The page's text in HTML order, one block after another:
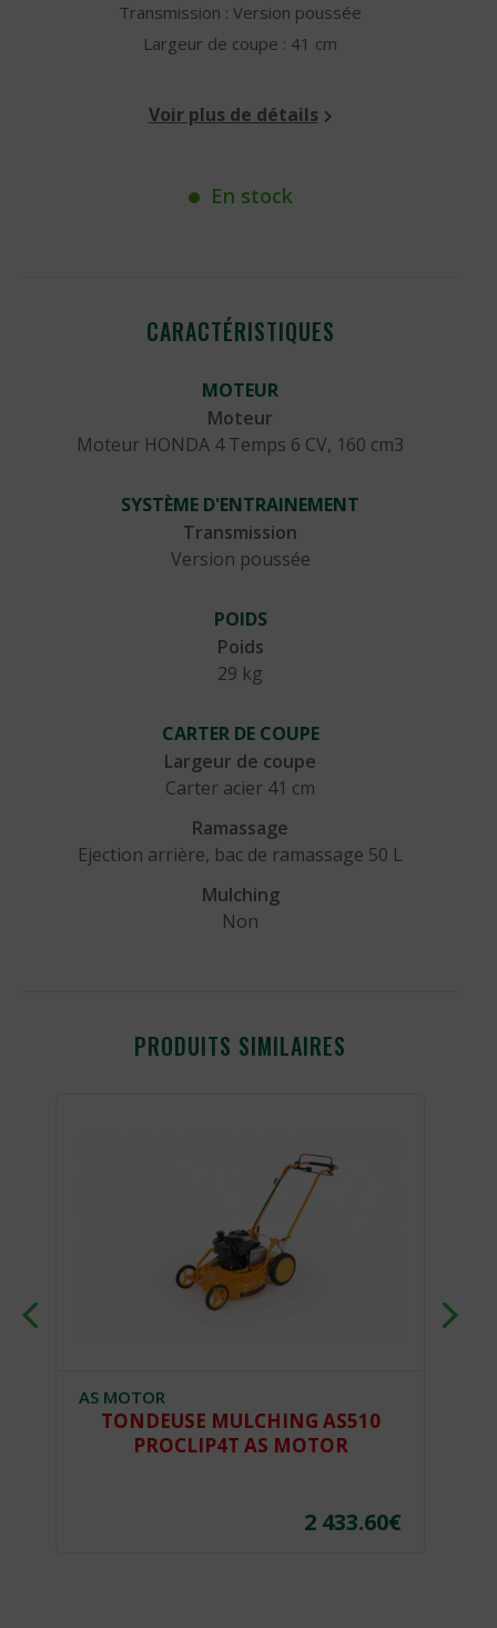
Transmission : Version poussée
Largeur de coupe : 41 cm
Voir plus de détails
En stock
CARACTÉRISTIQUES
MOTEUR
Moteur
Moteur HONDA 4 Temps 6 CV, 160 cm3
SYSTÈME D'ENTRAINEMENT
Transmission
Version poussée
POIDS
Poids
29 kg
CARTER DE COUPE
Largeur de coupe
Carter acier 41 cm
Ramassage
Ejection arrière, bac de ramassage 50 L
Mulching
Non
PRODUITS SIMILAIRES
AS MOTOR
TONDEUSE MULCHING AS510
PROCLIP4T AS MOTOR
2 433.60€